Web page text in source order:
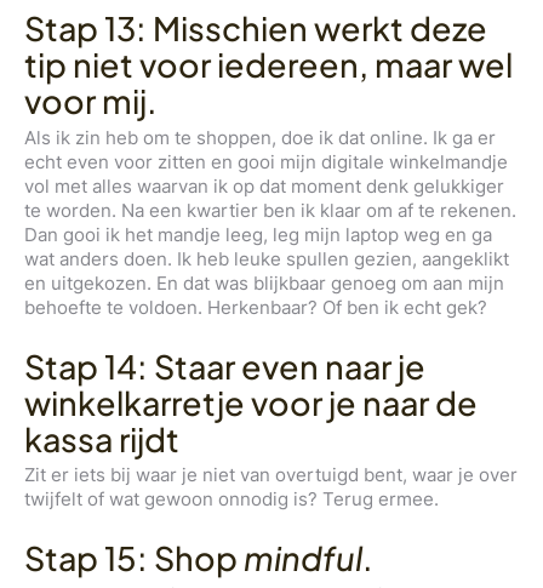
Stap 13: Misschien werkt deze
tip niet voor iedereen, maar wel
voor mij.
Als ik zin heb om te shoppen, doe ik dat online. Ik ga er
echt even voor zitten en gooi mijn digitale winkelmandje
vol met alles waarvan ik op dat moment denk gelukkiger
te worden. Na een kwartier ben ik klaar om af te rekenen.
Dan gooi ik het mandje leeg, leg mijn laptop weg en ga
wat anders doen. Ik heb leuke spullen gezien, aangeklikt
en uitgekozen. En dat was blijkbaar genoeg om aan mijn
behoefte te voldoen. Herkenbaar? Of ben ik echt gek?
Stap 14: Staar even naar je
winkelkarretje voor je naar de
kassa rijdt
Zit er iets bij waar je niet van overtuigd bent, waar je over
twijfelt of wat gewoon onnodig is? Terug ermee.
Stap 15: Shop mindful.